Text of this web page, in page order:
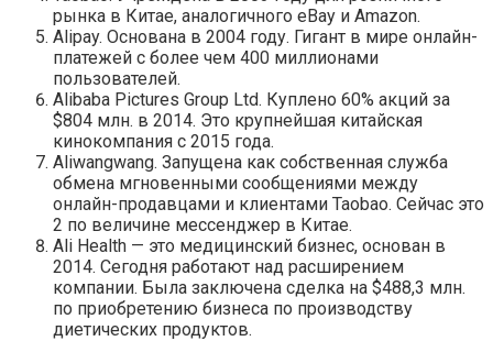
рынка в Китае, аналогичного eBay и Amazon.
Alipay. Основана в 2004 году. Гигант в мире онлайн-
платежей с более чем 400 миллионами
пользователей.
Alibaba Pictures Group Ltd. Куплено 60% акций за
$804 млн. в 2014. Это крупнейшая китайская
кинокомпания с 2015 года.
Aliwangwang. Запущена как собственная служба
обмена мгновенными сообщениями между
онлайн-продавцами и клиентами Taobao. Сейчас это
2 по величине мессенджер в Китае.
Ali Health — это медицинский бизнес, основан в
2014. Сегодня работают над расширением
компании. Была заключена сделка на $488,3 млн.
по приобретению бизнеса по производству
диетических продуктов.